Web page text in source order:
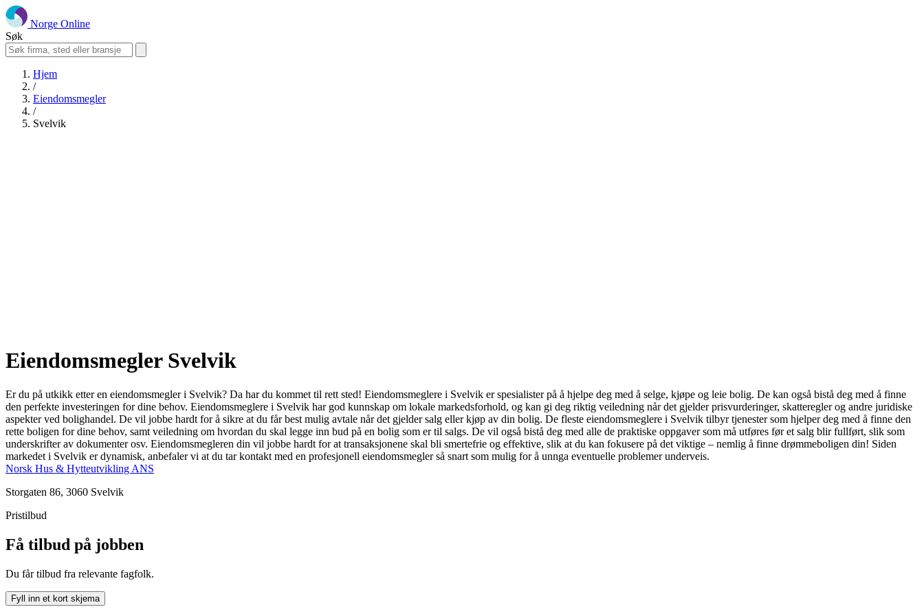
Norge Online
Søk
Hjem
/
Eiendomsmegler
/
Svelvik
Eiendomsmegler Svelvik
Er du på utkikk etter en eiendomsmegler i Svelvik? Da har du kommet til rett sted! Eiendomsmeglere i Svelvik er spesialister på å hjelpe deg med å selge, kjøpe og leie bolig. De kan også bistå deg med å finne
den perfekte investeringen for dine behov. Eiendomsmeglere i Svelvik har god kunnskap om lokale markedsforhold, og kan gi deg riktig veiledning når det gjelder prisvurderinger, skatteregler og andre juridiske
aspekter ved bolighandel. De vil jobbe hardt for å sikre at du får best mulig avtale når det gjelder salg eller kjøp av din bolig. De fleste eiendomsmeglere i Svelvik tilbyr tjenester som hjelper deg med å finne den
rette boligen for dine behov, samt veiledning om hvordan du skal legge inn bud på en bolig som er til salgs. De vil også bistå deg med alle de praktiske oppgaver som må utføres før et salg blir fullført, slik som
underskrifter av dokumenter osv. Eiendomsmegleren din vil jobbe hardt for at transaksjonene skal bli smertefrie og effektive, slik at du kan fokusere på det viktige – nemlig å finne drømmeboligen din! Siden
markedet i Svelvik er dynamisk, anbefaler vi at du tar kontakt med en profesjonell eiendomsmegler så snart som mulig for å unnga eventuelle problemer underveis.
Norsk Hus & Hytteutvikling ANS
Storgaten 86, 3060 Svelvik
Pristilbud
Få tilbud på jobben
Du får tilbud fra relevante fagfolk.
Fyll inn et kort skjema